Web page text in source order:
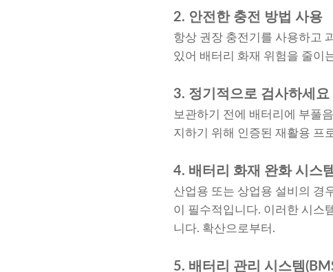
2. 안전한 충전 방법 사용
항상 권장 충전기를 사용하고
있어 배터리 화재 위험을 줄이
3. 정기적으로 검사하세요
보관하기 전에 배터리에 부풀
지하기 위해 인증된 재활용 프
4. 배터리 화재 완화 시스
산업용 또는 상업용 설비의 경
이 필수적입니다. 이러한 시스
니다. 확산으로부터.
5. 배터리 관리 시스템